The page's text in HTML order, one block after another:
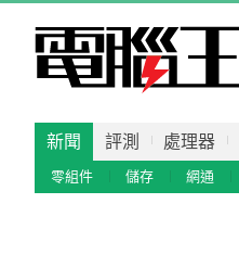
新聞 評測 處理器
零組件 儲存 網通